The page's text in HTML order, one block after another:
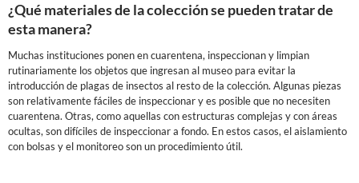
¿Qué materiales de la colección se pueden tratar de
esta manera?
Muchas instituciones ponen en cuarentena, inspeccionan y limpian
rutinariamente los objetos que ingresan al museo para evitar la
introducción de plagas de insectos al resto de la colección. Algunas piezas
son relativamente fáciles de inspeccionar y es posible que no necesiten
cuarentena. Otras, como aquellas con estructuras complejas y con áreas
ocultas, son difíciles de inspeccionar a fondo. En estos casos, el aislamiento
con bolsas y el monitoreo son un procedimiento útil.